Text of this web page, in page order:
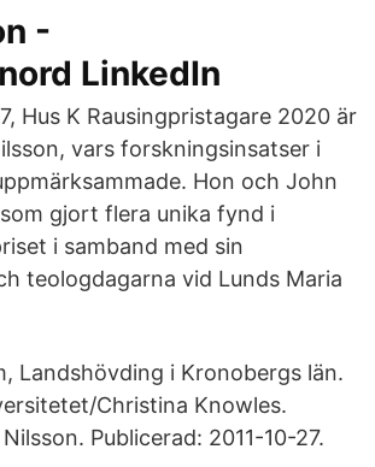
-
LinkedIn
Hus K Rausingpristagare 2020 är
vars forskningsinsatser i
Hon och John
gjort flera unika fynd i
i samband med sin
teologdagarna vid Lunds Maria
Landshövding i Kronobergs län.
Christina Knowles.
Publicerad: 2011-10-27.